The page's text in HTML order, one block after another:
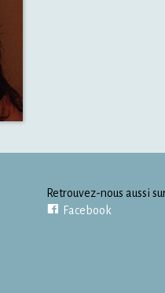
Retrouvez-nous aussi
Facebook